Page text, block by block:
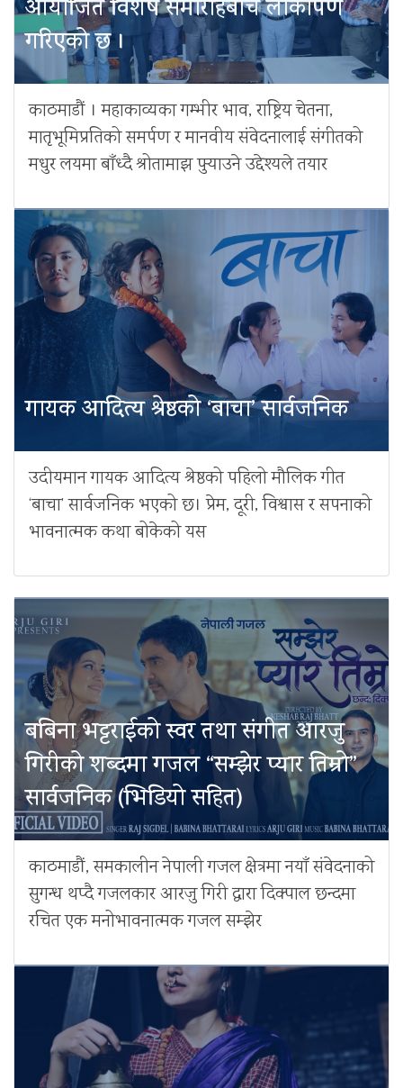
आयोजित विशेष समारोहबीच लोकार्पण
गरिएको छ ।
काठमाडौं । महाकाव्यका गम्भीर भाव, राष्ट्रिय चेतना,
मातृभूमिप्रतिको समर्पण र मानवीय संवेदनालाई संगीतको
मधुर लयमा बाँध्दै श्रोतामाझ पुर्‍याउने उद्देश्यले तयार
गायक आदित्य श्रेष्ठको ‘बाचा’ सार्वजनिक
उदीयमान गायक आदित्य श्रेष्ठको पहिलो मौलिक गीत
‘बाचा’ सार्वजनिक भएको छ। प्रेम, दूरी, विश्वास र सपनाको
भावनात्मक कथा बोकेको यस
बबिना भट्टराईको स्वर तथा संगीत आरजु
गिरीको शब्दमा गजल “सम्झेर प्यार तिम्रो”
सार्वजनिक (भिडियो सहित)
काठमाडौं, समकालीन नेपाली गजल क्षेत्रमा नयाँ संवेदनाको
सुगन्ध थप्दै गजलकार आरजु गिरी द्वारा दिक्पाल छन्दमा
रचित एक मनोभावनात्मक गजल सम्झेर